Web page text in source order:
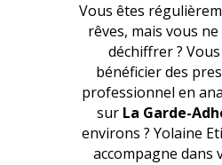
Vous êtes
rêves, mais vous
déchiffrer ?
bénéficier des
professionnel en
sur La Garde-
environs ? Yolaine
accompagne dans